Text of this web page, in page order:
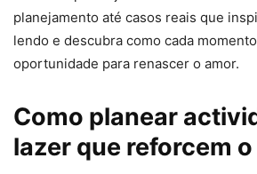
planejamento até casos reais que
lendo e descubra como cada
oportunidade para renascer o amor.
Como planear
lazer que reforcem